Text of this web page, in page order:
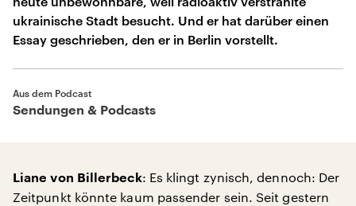
ukrainische Stadt besucht. Und er hat darüber einen
Essay geschrieben, den er in Berlin vorstellt.
Aus dem Podcast
Sendungen & Podcasts
Liane von Billerbeck: Es klingt zynisch, dennoch: Der
Zeitpunkt könnte kaum passender sein. Seit gestern